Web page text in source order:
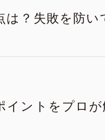
は？失敗を防
イントをプロ